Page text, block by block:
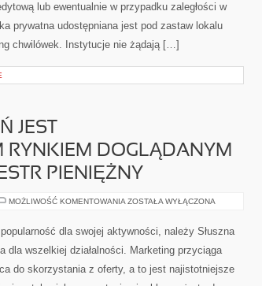
TYLKO
MAMY
DO
TEGO
ODPOWIEDNIE
lub ewentualnie w przypadku zaległości w
prywatna udostępniana jest pod zastaw lokalu
chwilówek. Instytucje nie żądają […]
JEST
RYNKIEM DOGLĄDANYM
PIENIĘŻNY
MOŻLIWOŚĆ KOMENTOWANIA SEKTOR
NAJOGROMNIEJSZYM
RYNKIEM
PRZEZ
REJESTR
ZOSTAŁA WYŁĄCZONA
dla swojej aktywności, należy Słuszna
dla wszelkiej działalności. Marketing przyciąga
do skorzystania z oferty, a to jest najistotniejsze